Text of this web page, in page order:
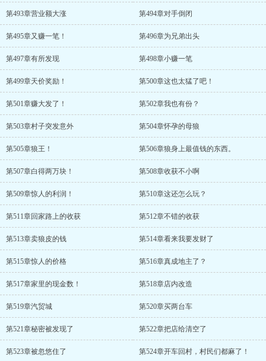
第493章营业额大涨 第494章对手倒闭
第495章又赚一笔！ 第496章为兄弟出头
第497章有所发现 第498章小赚一笔
第499章天价奖励！ 第500章这也太猛了吧！
第501章赚大发了！ 第502章我也有份？
第503章村子突发意外 第504章怀孕的母狼
第505章狼王！ 第506章狼身上最值钱的东西。
第507章白得两万块！ 第508章收获不小啊
第509章惊人的利润！ 第510章这还怎么玩？
第511章回家路上的收获 第512章不错的收获
第513章卖狼皮的钱 第514章看来我要发财了
第515章惊人的价格 第516章真成地主了？
第517章家里的现金数！ 第518章店内改造
第519章汽贸城 第520章买两台车
第521章秘密被发现了 第522章把店给清空了
第523章被忽悠住了 第524章开车回村，村民们都麻了！